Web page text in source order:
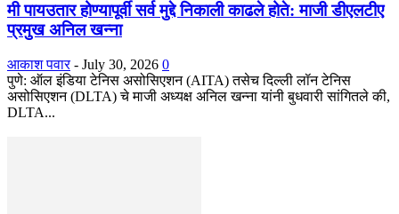
मी पायउतार होण्यापूर्वी सर्व मुद्दे निकाली काढले होते: माजी डीएलटीए
प्रमुख अनिल खन्ना
आकाश पवार - July 30, 2026 0
पुणे: ऑल इंडिया टेनिस असोसिएशन (AITA) तसेच दिल्ली लॉन टेनिस
असोसिएशन (DLTA) चे माजी अध्यक्ष अनिल खन्ना यांनी बुधवारी सांगितले की,
DLTA...